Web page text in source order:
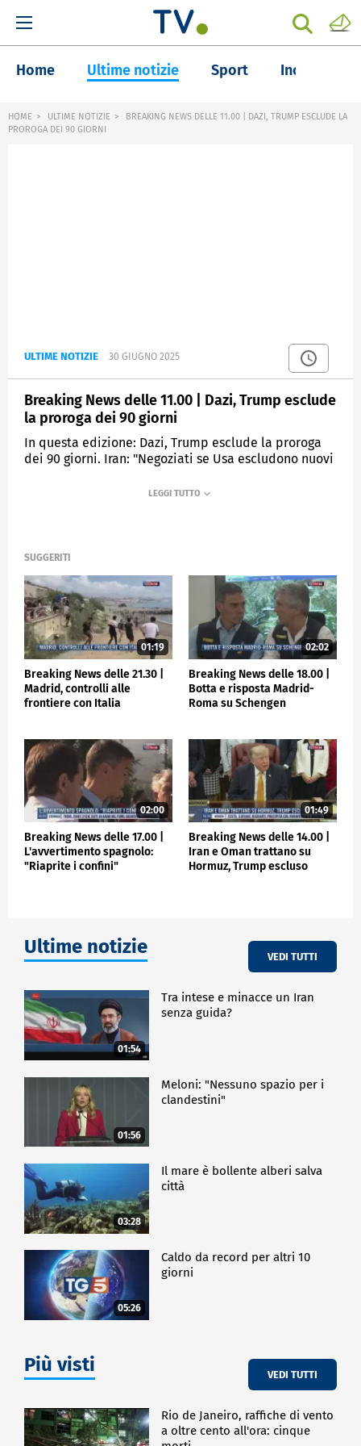
Home Ultime notizie Sport Inchieste
HOME ULTIME NOTIZIE
BREAKING NEWS DELLE 11.00 | DAZI, TRUMP ESCLUDE LA
PROROGA DEI 90 GIORNI
ULTIME NOTIZIE 30 GIUGNO 2025
Breaking News delle 11.00 | Dazi, Trump esclude
la proroga dei 90 giorni
In questa edizione: Dazi, Trump esclude la proroga
dei 90 giorni. Iran: "Negoziati se Usa escludono nuovi
Torino, esplosione in appartamento: 5 feriti. Milano,
MEDIASET
SUGGERITI
01:19
Breaking News delle 21.30 |
Madrid, controlli alle
frontiere con Italia
02:02
Breaking News delle 18.00 |
Botta e risposta Madrid-
Roma su Schengen
02:00
Breaking News delle 17.00 |
L'avvertimento spagnolo:
"Riaprite i confini"
01:49
Breaking News delle 14.00 |
Iran e Oman trattano su
Hormuz, Trump escluso
Ultime notizie VEDI TUTTI
01:54
Tra intese e minacce un Iran
senza guida?
01:56
Meloni: "Nessuno spazio per i
clandestini"
03:28
Il mare è bollente alberi salva
città
05:26
Caldo da record per altri 10
giorni
Più visti VEDI TUTTI
Rio de Janeiro, raffiche di vento
a oltre cento all'ora: cinque